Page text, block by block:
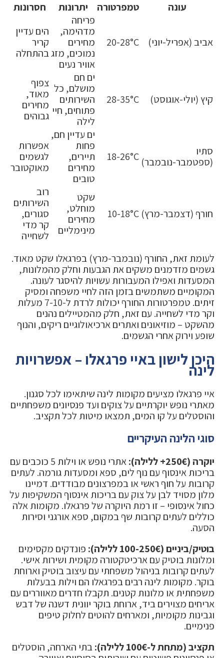
עונה טמפרטורה יתרונות חסרונות
אביב (אפריל-יוני) 20-28°C
פריחה
מדהימה,
מחירים
נמוכים, מזג
אוויר נעים
הים עדיין
קריר
בהתחלה
קיץ (יולי-אוגוסט) 28-35°C
ים חם
מושלם, כל
השירותים
פתוחים, חיי
לילה
צפוף
מאוד,
מחירים
גבוהים
סתיו
(ספטמבר-נובמבר) 18-26°C
ים עדיין חם,
פחות
תיירים,
מחירים
טובים
אפשרות
לגשמים
מאוקטובר
חורף (דצמבר-מרץ) 10-18°C
שקט
מוחלט,
מחירים
מינימליים
רוב
השירותים
סגורים,
קר מדי
לשחייה
לעומת זאת, החורף (נובמבר-מרץ) בפרגאלו שקט מאוד.
גשמים מזדמנים משקים את הגבעות וחלק מהמלונות,
המסעדות ואפילו המעבורות עשויות להיסגר לעונה.
המקומיים משתמשים בזמן הזה לחיי משפחה ומסיק
זיתים. טמפרטורות החורף יכולות לרדת ל-7-10 מעלות
וקר מדי לשחייה. עם זאת, חלק מהמטיילים נהנים
מהשקט – מוזיאונים ואתרים ארכיאולוגיים ריקים, והנוף
שופע וירוק אחרי הגשמים.
היכן לישון באיי פרגאלו – אפשרויות
לינה
איי פרגאלו מציעים מקומות לינה שיתאימו לכל סגנון.
מאתרי נופש יוקרתיים על צוקים ועד פנסיונים משפחתיים
והוסטלים על קו המים, תמצאו מיטות לכל תקציב.
סוגי הלינה העיקריים
יוקרה (250€+ ללילה):
אתרי נופש או וילות 5 כוכבים עם
בריכות אינסוף עם נוף לים, ספא ומסעדות גורמה. לעתים
קרובות על חוף ראשי או במפרצונים מבודדים. דמיינו
מלון מסויד לבן על צוק עם בריכות אינסוף המשקיפות על
כחול אינסופי – זו רמת היוקרה של פרגאלו. מקומות אלה
כוללים לעתים קרובות שף במקום, ספא אורגני וסירות
הסעה.
בוטיק/ביניים (100-250€ ללילה):
פונדקים מקסימים
ומלונות בוטיק עם ארכיטקטורה מקומית ושירות אישי.
לעתים קרובות בניהול משפחתי עם עיצוב בוטיק וארוחת
בוקר. מקומות לינה רבים בפרגאלו הם וילות בבעלות
משפחתית או מלונות קטנים. תקבלו חדרים מאווררים עם
אריחים מצוירים ביד, ארוחת בוקר יוונית דשנה של דבש
וגבינות מקומיות, ומארחים להוטים לחלוק טיפים
פנימיים.
תקציב (מתחת ל-100€ ללילה):
בתי הארחה, הוסטלים